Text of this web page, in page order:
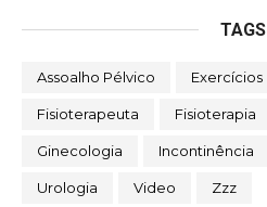
TAGS
Assoalho Pélvico Exercícios
Fisioterapeuta Fisioterapia
Ginecologia Incontinência
Urologia Video Zzz